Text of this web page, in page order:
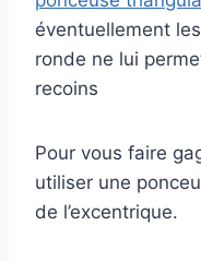
éventuellement
ronde ne lui
recoins
Pour vous faire
utiliser une
de l’excentrique.